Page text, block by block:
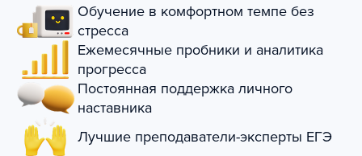
Обучение в комфортном темпе без
стресса
Ежемесячные пробники и аналитика
прогресса
Постоянная поддержка личного
наставника
Лучшие преподаватели-эксперты ЕГЭ